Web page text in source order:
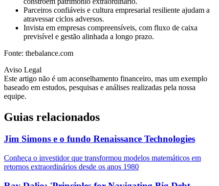
Parceiros confiáveis e cultura empresarial resiliente ajudam a
atravessar ciclos adversos.
Invista em empresas compreensíveis, com fluxo de caixa
previsível e gestão alinhada a longo prazo.
Fonte: thebalance.com
Aviso Legal
Este artigo não é um aconselhamento financeiro, mas um exemplo
baseado em estudos, pesquisas e análises realizadas pela nossa
equipe.
Guias relacionados
Jim Simons e o fundo Renaissance Technologies
Conheça o investidor que transformou modelos matemáticos em
retornos extraordinários desde os anos 1980